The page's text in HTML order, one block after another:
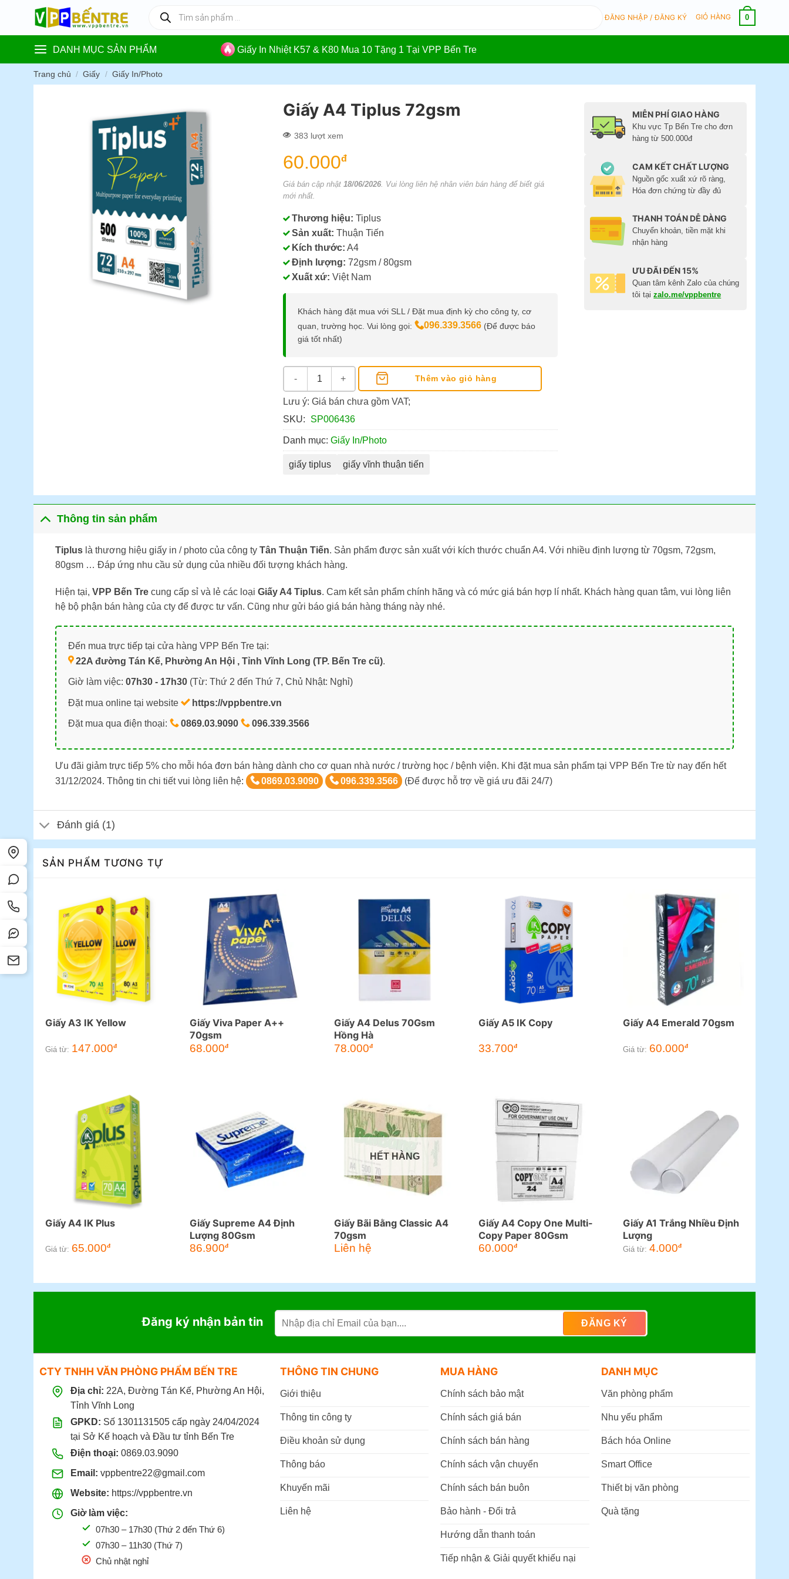
content
kiếm
phẩm
ĐĂNG NHẬP / ĐĂNG KÝ GIỎ HÀNG 0
DANH MỤC SẢN PHẨM Giấy In Nhiệt K57 & K80 Mua 10 Tặng 1 Tại VPP Bến Tre
Trang chủ / Giấy / Giấy In/Photo
Giấy A4 Tiplus 72gsm
383 lượt xem
60.000đ
Giá bán cập nhật 18/06/2026 . Vui lòng liên hệ nhân viên bán hàng để biết giá
mới nhất.
Thương hiệu: Tiplus
Sản xuất: Thuận Tiến
Kích thước: A4
Định lượng: 72gsm / 80gsm
Xuất xứ: Việt Nam
Khách hàng đặt mua với SLL / Đặt mua định kỳ cho công ty, cơ
quan, trường học. Vui lòng gọi:
096.339.3566 (Để được báo
giá tốt nhất)
Giấy A4 Tiplus 72gsm số lượng
Thêm vào giỏ hàng
Lưu ý: Giá bán chưa gồm VAT;
SKU:
SP006436
Danh mục: Giấy In/Photo
giấy tiplus giấy vĩnh thuận tiến
MIỄN PHÍ GIAO HÀNG
Khu vực Tp Bến Tre cho đơn
hàng từ 500.000đ
CAM KẾT CHẤT LƯỢNG
Nguồn gốc xuất xứ rõ ràng,
Hóa đơn chứng từ đầy đủ
THANH TOÁN DỄ DÀNG
Chuyển khoản, tiền mặt khi
nhận hàng
ƯU ĐÃI ĐẾN 15%
Quan tâm kênh Zalo của chúng
tôi tạizalo.me/vppbentre
Thông tin sản phẩm
Tipluslà thương hiệu giấy in / photo của công ty Tân Thuận Tiến. Sản phẩm được sản xuất với kích thước chuẩn A4. Với nhiều định lượng từ 70gsm, 72gsm,
80gsm … Đáp ứng nhu cầu sử dụng của nhiều đối tượng khách hàng.
Hiện tại, VPP Bến Trecung cấp sỉ và lẻ các loại Giấy A4 Tiplus. Cam kết sản phẩm chính hãng và có mức giá bán hợp lí nhất. Khách hàng quan tâm, vui lòng liên
hệ bộ phận bán hàng của cty để được tư vấn. Cũng như gửi báo giá bán hàng tháng này nhé.
Đến mua trực tiếp tại cửa hàng VPP Bến Tre tại:
22A đường Tán Kế, Phường An Hội , Tỉnh Vĩnh Long (TP. Bến Tre cũ).
Giờ làm việc: 07h30 - 17h30(Từ: Thứ 2 đến Thứ 7, Chủ Nhật: Nghỉ)
Đặt mua online tại website https://vppbentre.vn
Đặt mua qua điện thoại: 0869.03.9090 096.339.3566
Ưu đãi giảm trực tiếp 5% cho mỗi hóa đơn bán hàng dành cho cơ quan nhà nước / trường học / bệnh viện. Khi đặt mua sản phẩm tại VPP Bến Tre từ nay đến hết
31/12/2024. Thông tin chi tiết vui lòng liên hệ:
0869.03.9090 096.339.3566 (Để được hỗ trợ về giá ưu đãi 24/7)
Đánh giá (1)
SẢN PHẨM TƯƠNG TỰ
Giấy A3 IK Yellow
Giá từ: 147.000đ
Giấy Viva Paper A++
70gsm
68.000đ
Giấy A4 Delus 70Gsm
Hồng Hà
78.000đ
Giấy A5 IK Copy
33.700đ
Giấy A4 Emerald 70gsm
Giá từ: 60.000đ
Giấy A4 IK Plus
Giá từ: 65.000đ
Giấy Supreme A4 Định
Lượng 80Gsm
86.900đ
HẾT HÀNG
Giấy Bãi Bằng Classic A4
70gsm
Liên hệ
Giấy A4 Copy One Multi-
Copy Paper 80Gsm
60.000đ
Giấy A1 Trắng Nhiều Định
Lượng
Giá từ: 4.000đ
Đăng ký nhận bản tin
CTY TNHH VĂN PHÒNG PHẨM BẾN TRE
Địa chỉ: 22A, Đường Tán Kế, Phường An Hội,
Tỉnh Vĩnh Long
GPKD: Số 1301131505 cấp ngày 24/04/2024
tại Sở Kế hoạch và Đầu tư tỉnh Bến Tre
Điện thoại: 0869.03.9090
Email: vppbentre22@gmail.com
Website: https://vppbentre.vn
Giờ làm việc:
07h30 – 17h30 (Thứ 2 đến Thứ 6)
07h30 – 11h30 (Thứ 7)
Chủ nhật nghỉ
THÔNG TIN CHUNG
Giới thiệu
Thông tin công ty
Điều khoản sử dụng
Thông báo
Khuyến mãi
Liên hệ
MUA HÀNG
Chính sách bảo mật
Chính sách giá bán
Chính sách bán hàng
Chính sách vận chuyển
Chính sách bán buôn
Bảo hành - Đổi trả
Hướng dẫn thanh toán
Tiếp nhận & Giải quyết khiếu nại
DANH MỤC
Văn phòng phẩm
Nhu yếu phẩm
Bách hóa Online
Smart Office
Thiết bị văn phòng
Quà tặng